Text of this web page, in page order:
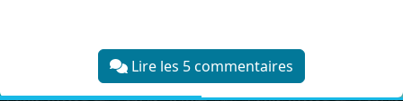
Lire les 5 commentaires